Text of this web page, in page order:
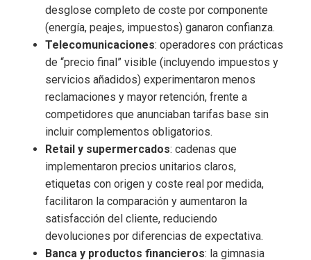
desglose completo de coste por componente
(energía, peajes, impuestos) ganaron confianza.
Telecomunicaciones: operadores con prácticas
de “precio final” visible (incluyendo impuestos y
servicios añadidos) experimentaron menos
reclamaciones y mayor retención, frente a
competidores que anunciaban tarifas base sin
incluir complementos obligatorios.
Retail y supermercados: cadenas que
implementaron precios unitarios claros,
etiquetas con origen y coste real por medida,
facilitaron la comparación y aumentaron la
satisfacción del cliente, reduciendo
devoluciones por diferencias de expectativa.
Banca y productos financieros: la gimnasia